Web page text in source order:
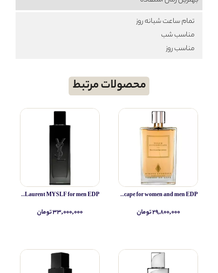
تمام ساعت شبانه روز
مناسب شب
مناسب روز
محصولات مرتبط
Simone Andreoli Tulum Junglescape for women and men EDP
۲۹,۸۰۰,۰۰۰ تومان
Yves Saint Laurent MYSLF for men EDP
۳۳,۰۰۰,۰۰۰ تومان